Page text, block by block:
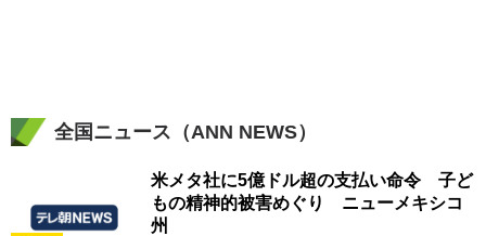
全国ニュース（ANN NEWS）
米メタ社に5億ドル超の支払い命令 子ど
もの精神的被害めぐり ニューメキシコ
州